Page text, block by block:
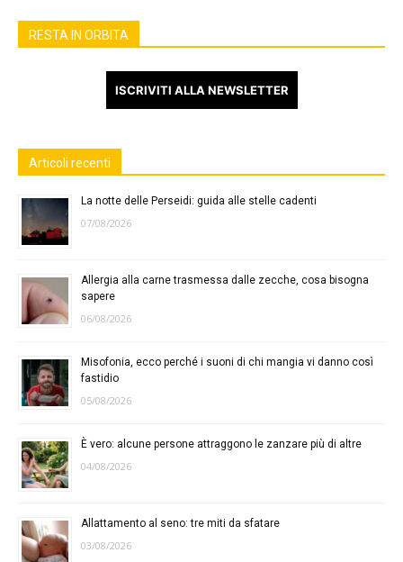
RESTA IN ORBITA
ISCRIVITI ALLA NEWSLETTER
Articoli recenti
La notte delle Perseidi: guida alle stelle cadenti
07/08/2026
Allergia alla carne trasmessa dalle zecche, cosa bisogna
sapere
06/08/2026
Misofonia, ecco perché i suoni di chi mangia vi danno così
fastidio
05/08/2026
È vero: alcune persone attraggono le zanzare più di altre
04/08/2026
Allattamento al seno: tre miti da sfatare
03/08/2026